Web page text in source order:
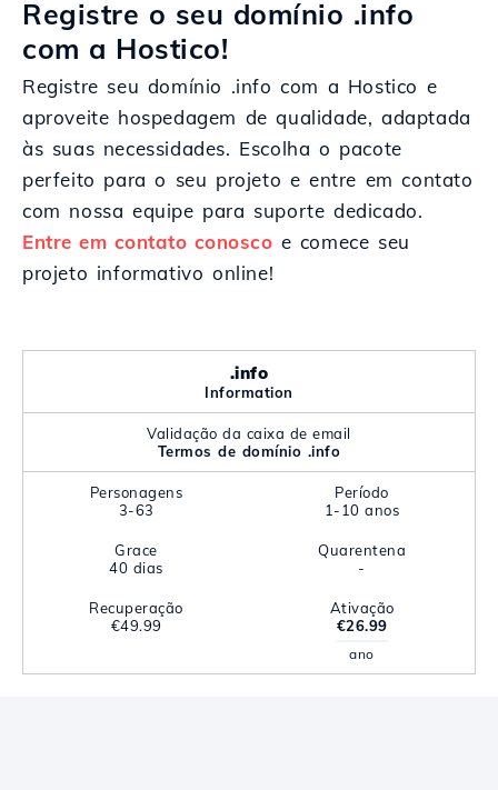
Registre o seu domínio .info
com a Hostico!
Registre seu domínio .info com a Hostico e
aproveite hospedagem de qualidade, adaptada
às suas necessidades. Escolha o pacote
perfeito para o seu projeto e entre em contato
com nossa equipe para suporte dedicado.
Entre em contato conosco e comece seu
projeto informativo online!
.info
Information
Validação da caixa de email
Termos de domínio .info
Personagens
3-63
Período
1-10 anos
Grace
40 dias
Quarentena
-
Recuperação
€49.99
Ativação
€26.99
ano